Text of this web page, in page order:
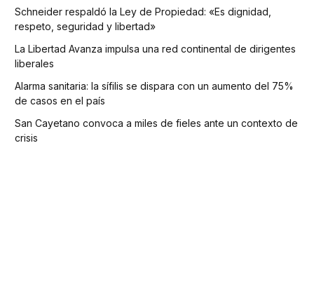
Schneider respaldó la Ley de Propiedad: «Es dignidad,
respeto, seguridad y libertad»
La Libertad Avanza impulsa una red continental de dirigentes
liberales
Alarma sanitaria: la sífilis se dispara con un aumento del 75%
de casos en el país
San Cayetano convoca a miles de fieles ante un contexto de
crisis